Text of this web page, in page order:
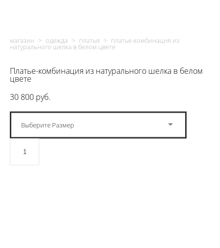
магазин > одежда > платья > платье-комбинация из
натурального шелка в белом цвете
Платье-комбинация из натурального шелка в белом
цвете
30 800 pуб.
Выберите Размер